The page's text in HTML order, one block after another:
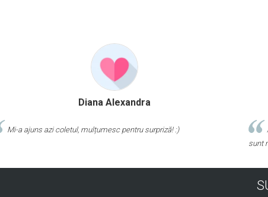
Diana Alexandra
Mi-a ajuns azi coletul, mulțumesc pentru surpriză! :)
sunt